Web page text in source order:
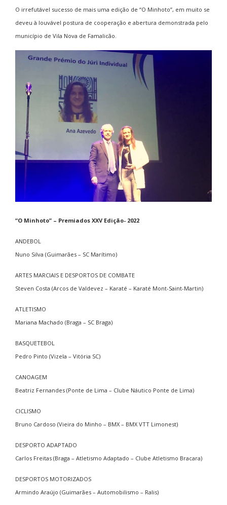
O irrefutável sucesso de mais uma edição de “O Minhoto”, em muito se
deveu à louvável postura de cooperação e abertura demonstrada pelo
município de Vila Nova de Famalicão.
“O Minhoto” – Premiados XXV Edição- 2022
ANDEBOL
Nuno Silva (Guimarães – SC Marítimo)
ARTES MARCIAIS E DESPORTOS DE COMBATE
Steven Costa (Arcos de Valdevez – Karaté – Karaté Mont-Saint-Martin)
ATLETISMO
Mariana Machado (Braga – SC Braga)
BASQUETEBOL
Pedro Pinto (Vizela – Vitória SC)
CANOAGEM
Beatriz Fernandes (Ponte de Lima – Clube Náutico Ponte de Lima)
CICLISMO
Bruno Cardoso (Vieira do Minho – BMX – BMX VTT Limonest)
DESPORTO ADAPTADO
Carlos Freitas (Braga – Atletismo Adaptado – Clube Atletismo Bracara)
DESPORTOS MOTORIZADOS
Armindo Araújo (Guimarães – Automobilismo – Ralis)